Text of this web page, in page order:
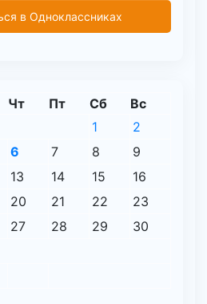
в Одноклассниках
Чт Пт Сб Вс
1
2
6 7 8
9
13 14 15
16
20 21 22
23
27 28 29
30